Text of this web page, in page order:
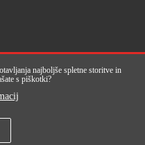
in informatiko (ISSN
najboljše spletne storitve in
s piškotki?